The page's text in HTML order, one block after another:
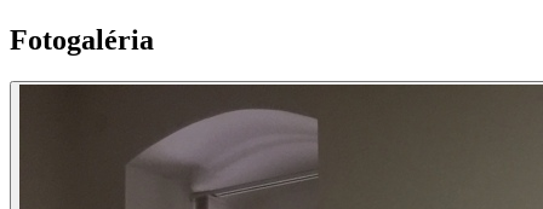
Fotogaléria